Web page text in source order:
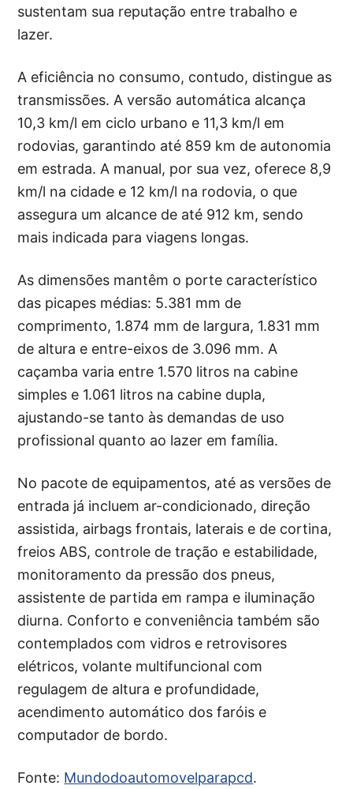
sustentam sua reputação entre trabalho e
lazer.
A eficiência no consumo, contudo, distingue as
transmissões. A versão automática alcança
10,3 km/l em ciclo urbano e 11,3 km/l em
rodovias, garantindo até 859 km de autonomia
em estrada. A manual, por sua vez, oferece 8,9
km/l na cidade e 12 km/l na rodovia, o que
assegura um alcance de até 912 km, sendo
mais indicada para viagens longas.
As dimensões mantêm o porte característico
das picapes médias: 5.381 mm de
comprimento, 1.874 mm de largura, 1.831 mm
de altura e entre-eixos de 3.096 mm. A
caçamba varia entre 1.570 litros na cabine
simples e 1.061 litros na cabine dupla,
ajustando-se tanto às demandas de uso
profissional quanto ao lazer em família.
No pacote de equipamentos, até as versões de
entrada já incluem ar-condicionado, direção
assistida, airbags frontais, laterais e de cortina,
freios ABS, controle de tração e estabilidade,
monitoramento da pressão dos pneus,
assistente de partida em rampa e iluminação
diurna. Conforto e conveniência também são
contemplados com vidros e retrovisores
elétricos, volante multifuncional com
regulagem de altura e profundidade,
acendimento automático dos faróis e
computador de bordo.
Fonte: Mundodoautomovelparapcd.